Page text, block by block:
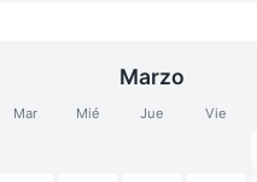
Marzo
Mar Mié Jue Vie